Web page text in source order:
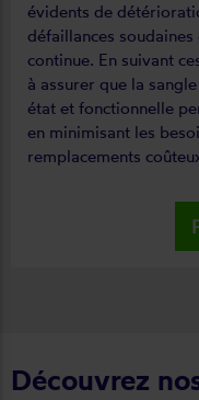
évidents de
défaillances
continue. En suivant
à assurer que la
état et fonctionnelle
en minimisant les
remplacements
Découvrez